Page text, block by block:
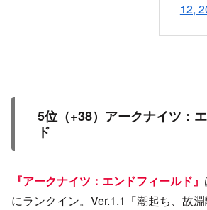
12,
5位（+38）アークナイツ：
ド
『アークナイツ：エンドフィールド』
にランクイン。Ver.1.1「潮起ち、故